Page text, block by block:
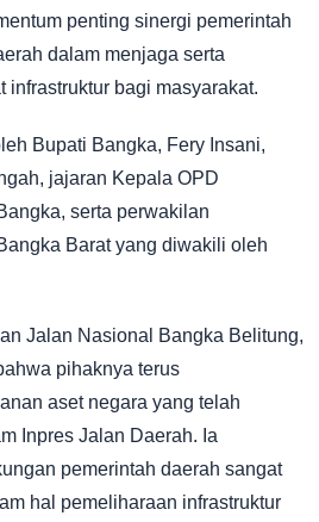
penting sinergi pemerintah
dalam menjaga serta
infrastruktur bagi masyarakat.
Bupati Bangka, Fery Insani,
jajaran Kepala OPD
serta perwakilan
Barat yang diwakili oleh
Jalan Nasional Bangka Belitung,
pihaknya terus
aset negara yang telah
Inpres Jalan Daerah. Ia
pemerintah daerah sangat
hal pemeliharaan infrastruktur